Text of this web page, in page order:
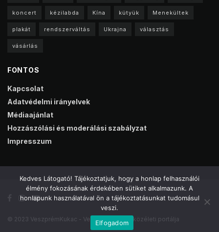
koncert kézilabda Kína kütyük Menekültek
plakát rendszerváltás Ukrajna választás
vásárlás
FONTOS
Kapcsolat
Adatvédelmi irányelvek
Médiaajánlat
Hozzászólási és moderálási szabályzat
Impresszum
© 2023 VeszprémKukac - Veszprém online közéleti portálja
Kedves Látogató! Tájékoztatjuk, hogy a honlap felhasználói
élmény fokozásának érdekében sütiket alkalmazunk. A
honlapunk használatával ön a tájékoztatásunkat tudomásul
veszi.
Elfogadom